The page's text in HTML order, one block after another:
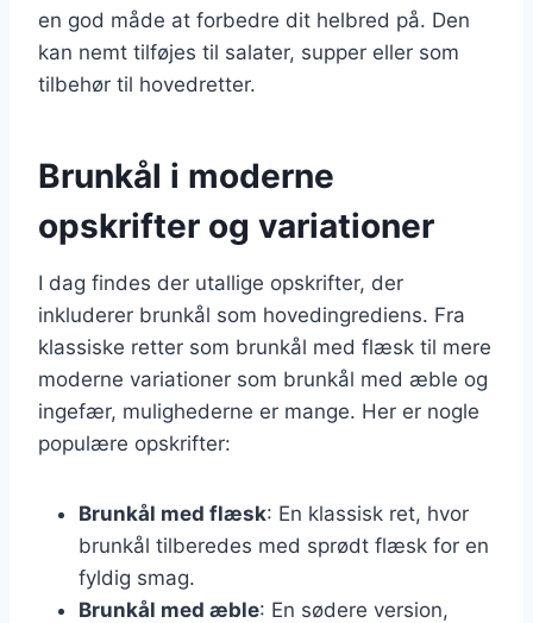
en god måde at forbedre dit helbred på. Den
kan nemt tilføjes til salater, supper eller som
tilbehør til hovedretter.
Brunkål i moderne
opskrifter og variationer
I dag findes der utallige opskrifter, der
inkluderer brunkål som hovedingrediens. Fra
klassiske retter som brunkål med flæsk til mere
moderne variationer som brunkål med æble og
ingefær, mulighederne er mange. Her er nogle
populære opskrifter:
Brunkål med flæsk: En klassisk ret, hvor
brunkål tilberedes med sprødt flæsk for en
fyldig smag.
Brunkål med æble: En sødere version,